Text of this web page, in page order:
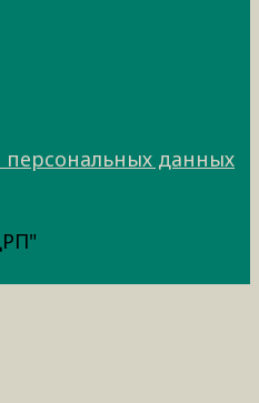
персональных данных